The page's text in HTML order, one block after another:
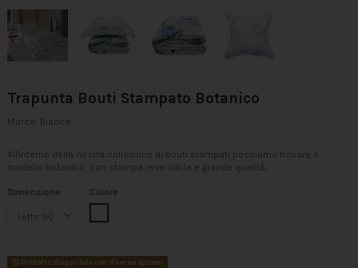
Trapunta Bouti Stampato Botanico
Marca: Bianca
All'interno della nostra collezione di bouti stampati possiamo trovare il
modello botanico, con stampa reversibile e grande qualità.
Dimensione
Colore
Prodotto disponibile con diverse opzioni